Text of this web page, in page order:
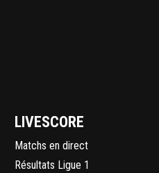
LIVESCORE
Matchs en direct
Résultats Ligue 1